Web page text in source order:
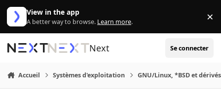
Aller au contenu
View in the app
A better way to browse. Learn more. ×
Next Se connecter
Accueil Systèmes d'exploitation GNU/Linux, *BSD et